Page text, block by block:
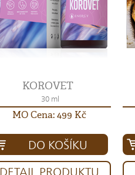
KOROVET
30 ml
MO Cena: 499 Kč
DO KOŠÍKU